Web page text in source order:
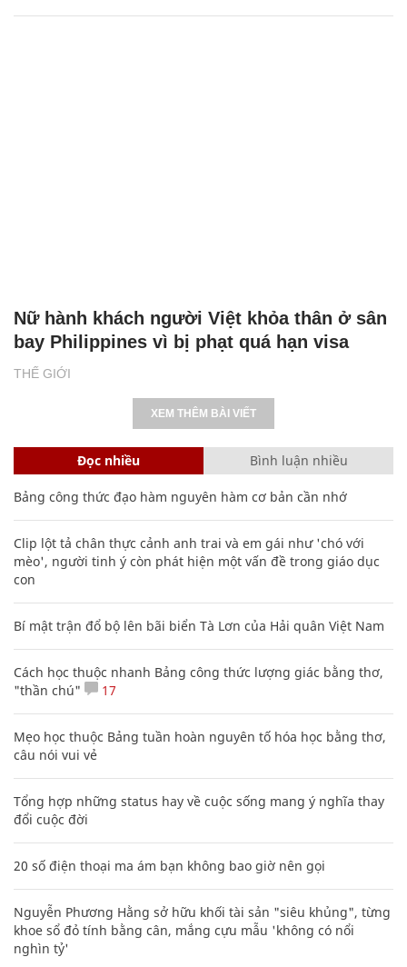
THẾ GIỚI
Nữ hành khách người Việt khỏa thân ở sân
bay Philippines vì bị phạt quá hạn visa
XEM THÊM BÀI VIẾT
Đọc nhiều Bình luận nhiều
Bảng công thức đạo hàm nguyên hàm cơ bản cần nhớ
Clip lột tả chân thực cảnh anh trai và em gái như 'chó với
mèo', người tinh ý còn phát hiện một vấn đề trong giáo dục
con
Bí mật trận đổ bộ lên bãi biển Tà Lơn của Hải quân Việt Nam
Cách học thuộc nhanh Bảng công thức lượng giác bằng thơ,
"thần chú"
17
Mẹo học thuộc Bảng tuần hoàn nguyên tố hóa học bằng thơ,
câu nói vui vẻ
Tổng hợp những status hay về cuộc sống mang ý nghĩa thay
đổi cuộc đời
20 số điện thoại ma ám bạn không bao giờ nên gọi
Nguyễn Phương Hằng sở hữu khối tài sản "siêu khủng", từng
khoe sổ đỏ tính bằng cân, mắng cựu mẫu 'không có nổi
nghìn tỷ'